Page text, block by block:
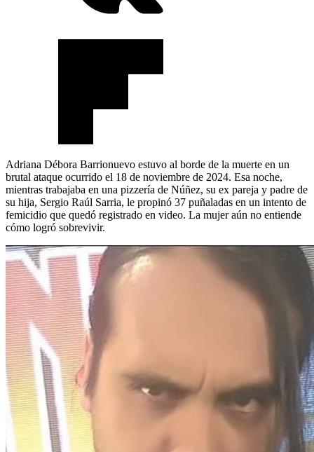
Adriana Débora Barrionuevo estuvo al borde de la muerte en un
brutal ataque ocurrido el 18 de noviembre de 2024. Esa noche,
mientras trabajaba en una pizzería de Núñez, su ex pareja y padre de
su hija, Sergio Raúl Sarria, le propinó 37 puñaladas en un intento de
femicidio que quedó registrado en video. La mujer aún no entiende
cómo logró sobrevivir.